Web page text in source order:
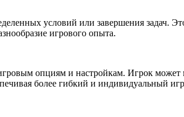
условий или завершения задач.
игрового опыта.
опциям и настройкам. Игрок может
более гибкий и индивидуальный